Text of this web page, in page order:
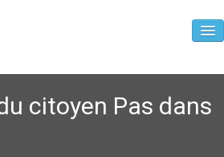
syndicale à la fonction de
citoyen Pas dans